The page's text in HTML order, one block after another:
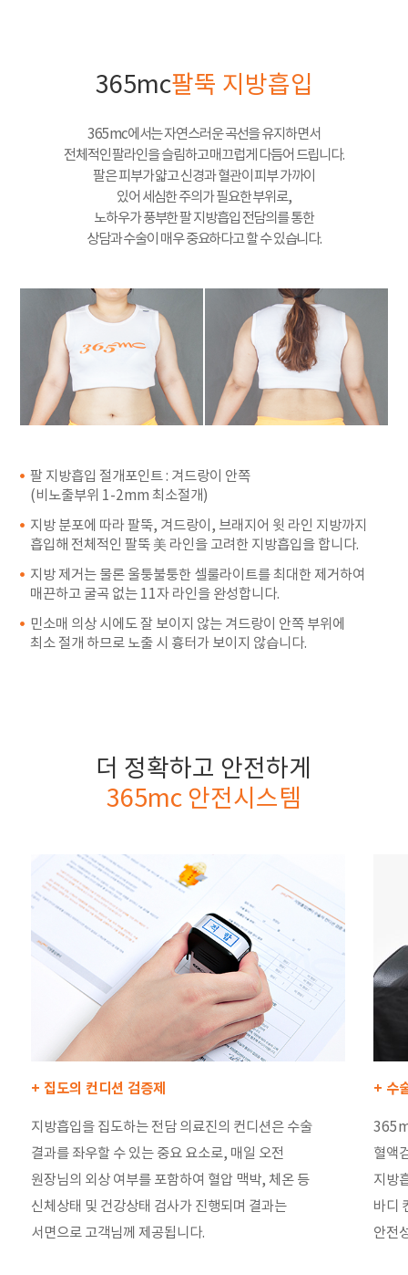
365mc팔뚝 지방흡입
365mc에서는 자연스러운 곡선을 유지하면서
전체적인 팔라인을 슬림하고 매끄럽게 다듬어 드립니다.
팔은 피부가 얇고 신경과 혈관이 피부 가까이
있어 세심한 주의가 필요한 부위로,
노하우가 풍부한 팔 지방흡입 전담의를 통한
상담과 수술이 매우 중요하다고 할 수 있습니다.
팔 지방흡입 절개포인트 : 겨드랑이 안쪽
(비노출부위 1-2mm 최소절개)
지방 분포에 따라 팔뚝, 겨드랑이, 브래지어 윗 라인 지방까지
흡입해 전체적인 팔뚝 美 라인을 고려한 지방흡입을 합니다.
지방 제거는 물론 울퉁불퉁한 셀룰라이트를 최대한 제거하여
매끈하고 굴곡 없는 11자 라인을 완성합니다.
민소매 의상 시에도 잘 보이지 않는 겨드랑이 안쪽 부위에
최소 절개 하므로 노출 시 흉터가 보이지 않습니다.
더 정확하고 안전하게
365mc 안전시스템
+ 집도의 컨디션 검증제
지방흡입을 집도하는 전담 의료진의 컨디션은 수술
결과를 좌우할 수 있는 중요 요소로, 매일 오전
원장님의 외상 여부를 포함하여 혈압 맥박, 체온 등
신체상태 및 건강상태 검사가 진행되며 결과는
서면으로 고객님께 제공됩니다.
+ 수
혈액
지방
바디
안전